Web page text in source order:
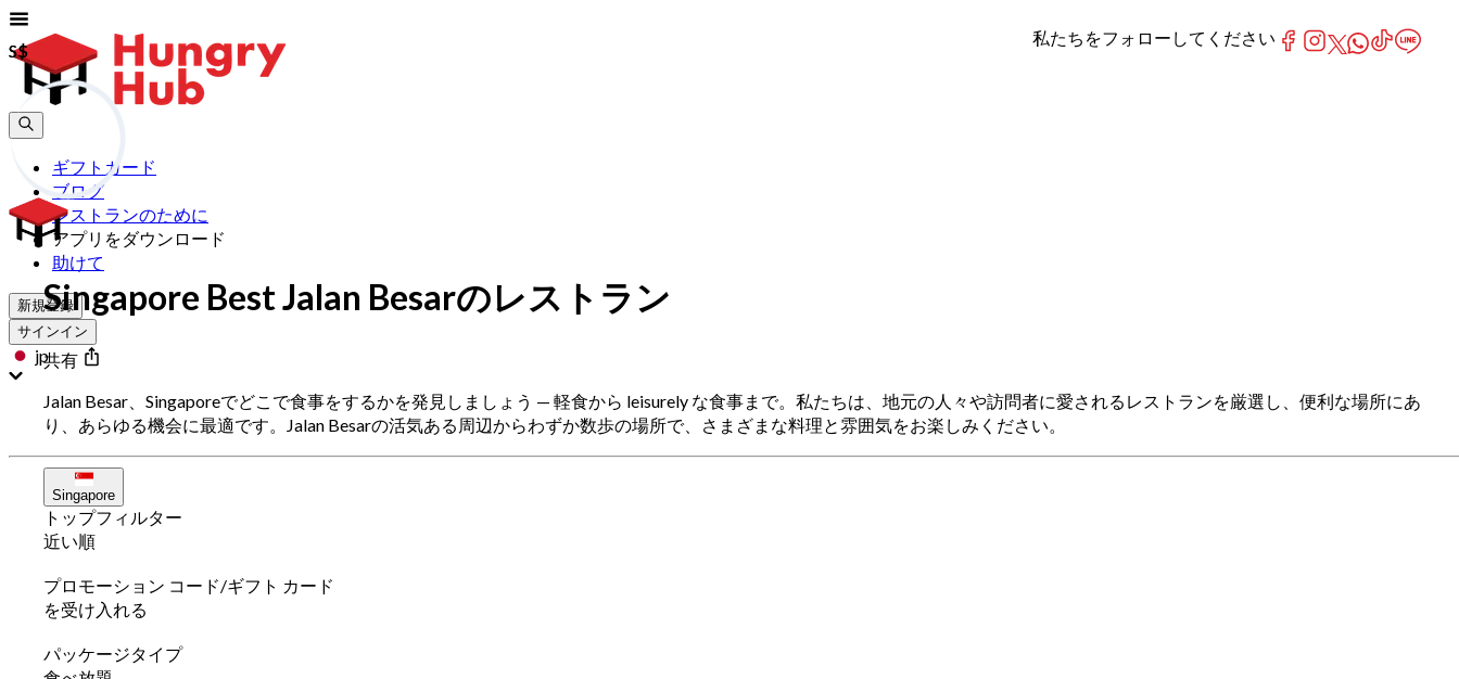
ギフトカード
ブログ
レストランのために
アプリをダウンロード
助けて
新規登録
サインイン
jp
Singapore Best Jalan Besarのレストラン
共有
Jalan Besar、Singaporeでどこで食事をするかを発見しましょう — 軽食から leisurely な食事まで。私たちは、地元の人々や訪問者に愛されるレストランを厳選し、便利な場所にあ
り、あらゆる機会に最適です。Jalan Besarの活気ある周辺からわずか数歩の場所で、さまざまな料理と雰囲気をお楽しみください。
Singapore
トップフィルター
近い順
プロモーション コード/ギフト カード
を受け入れる
パッケージタイプ
S$
S$
私たちをフォローしてください